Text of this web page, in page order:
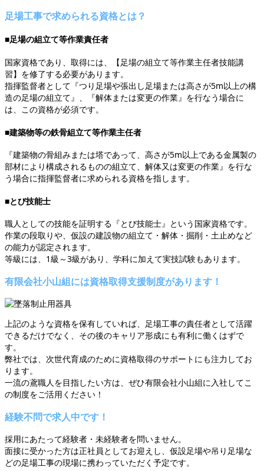
足場工事で求められる資格とは？
■足場の組立て等作業責任者
国家資格であり、取得には、【足場の組立て等作業主任者技能講
習】を修了する必要があります。
指揮監督者として『つり足場や張出し足場または高さが5m以上の構
造の足場の組立て』、『解体または変更の作業』を行なう場合に
は、この資格が必須です。
■建築物等の鉄骨組立て等作業主任者
『建築物の骨組みまたは塔であって、高さが5m以上である金属製の
部材により構成されるものの組立て、解体又は変更の作業』を行な
う場合に指揮監督者に求められる資格を指します。
■とび技能士
職人としての技能を証明する『とび技能士』という国家資格です。
作業の段取りや、仮設の建設物の組立て・解体・掘削・土止めなど
の能力が認定されます。
等級には、1級～3級があり、学科に加えて実技試験もあります。
有限会社小山組には資格取得支援制度があります！
上記のような資格を保有していれば、足場工事の責任者として活躍
できるだけでなく、その後のキャリア形成にも有利に働くはずで
す。
弊社では、次世代育成のために資格取得のサポートにも注力してお
ります。
一流の鳶職人を目指したい方は、ぜひ有限会社小山組に入社してこ
の制度をご活用ください！
経験不問で求人中です！
採用にあたって経験者・未経験者を問いません。
面接に受かった方は正社員としてお迎えし、仮設足場や吊り足場な
どの足場工事の現場に携わっていただく予定です。